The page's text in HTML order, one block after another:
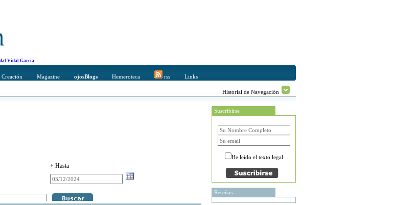
Vidal Garcia
Creación Magazine ojosBlogs Hemeroteca rss Links
Historial de Navegación
Hasta
Suscribirse
He leido el texto legal
Reseñas